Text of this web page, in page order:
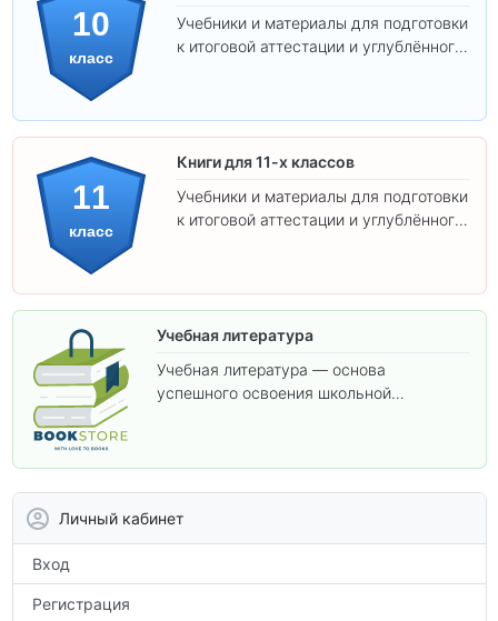
10
класс
Учебники и материалы для подготовки
к итоговой аттестации и углублённого
11
класс
Книги для 11-х классов
Учебники и материалы для подготовки
к итоговой аттестации и углублённого
Учебная литература
Учебная литература — основа
успешного освоения школьной
Личный кабинет
Вход
Регистрация